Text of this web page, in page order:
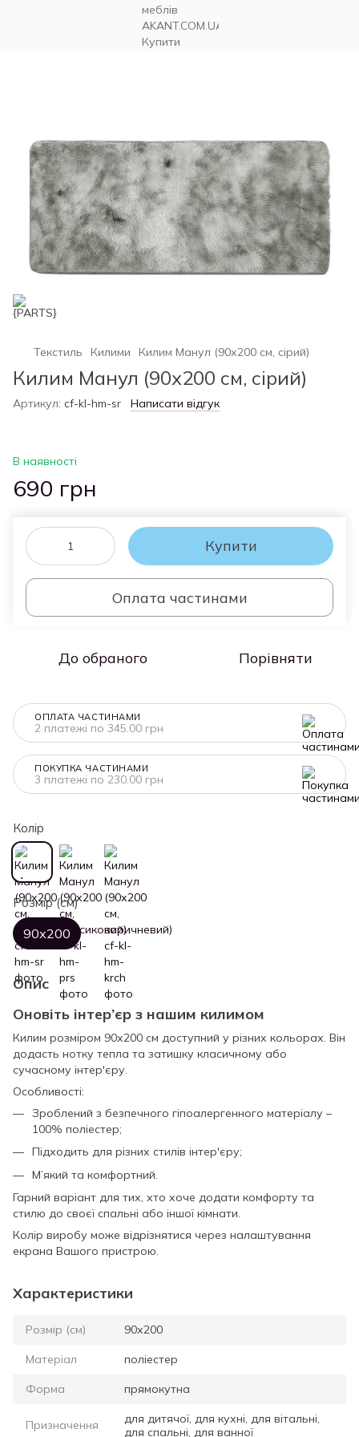
Текстиль Килими Килим Манул (90х200 см, сірий)
Килим Манул (90х200 см, сірий)
Артикул: cf-kl-hm-sr Написати відгук
В наявності
690 грн
Купити
Оплата частинами
До обраного Порівняти
ОПЛАТА ЧАСТИНАМИ
2 платежі по 345.00 грн
ПОКУПКА ЧАСТИНАМИ
3 платежі по 230.00 грн
Колір
Розмір (см)
90х200
Опис
Оновіть інтер’єр з нашим килимом
Килим розміром 90х200 см доступний у різних кольорах. Він
додасть нотку тепла та затишку класичному або
сучасному інтер'єру.
Особливості:
Зроблений з безпечного гіпоалергенного матеріалу –
100% поліестер;
Підходить для різних стилів інтер'єру;
М’який та комфортний.
Гарний варіант для тих, хто хоче додати комфорту та
стилю до своєї спальні або іншої кімнати.
Колір виробу може відрізнятися через налаштування
екрана Вашого пристрою.
Характеристики
Розмір (см) 90х200
Матеріал поліестер
Форма прямокутна
Призначення
для дитячої, для кухні, для вітальні,
для спальні, для ванної